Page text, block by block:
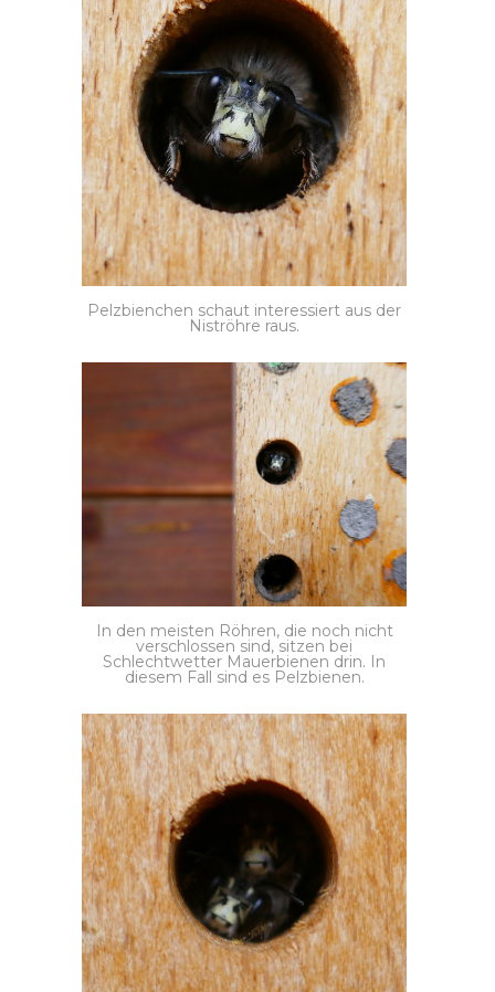
Pelzbienchen schaut interessiert aus der
Niströhre raus.
In den meisten Röhren, die noch nicht
verschlossen sind, sitzen bei
Schlechtwetter Mauerbienen drin. In
diesem Fall sind es Pelzbienen.